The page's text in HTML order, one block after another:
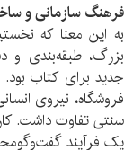
فرهنگ سازمانی و
به این معنا که
بزرگ، طبقه‌بندی و
جدید برای کتاب
فروشگاه‌، نیرو‌ی
سنتی تفاوت داشت.
یک فرآیند